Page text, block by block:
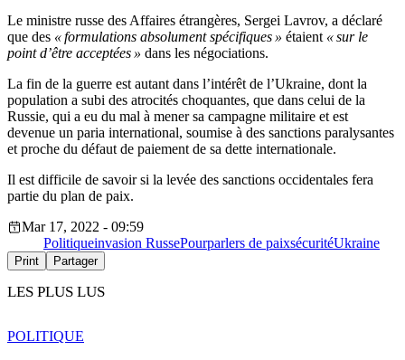
Le ministre russe des Affaires étrangères, Sergei Lavrov, a déclaré
que des « formulations absolument spécifiques » étaient « sur le
point d’être acceptées » dans les négociations.
La fin de la guerre est autant dans l’intérêt de l’Ukraine, dont la
population a subi des atrocités choquantes, que dans celui de la
Russie, qui a eu du mal à mener sa campagne militaire et est
devenue un paria international, soumise à des sanctions paralysantes
et proche du défaut de paiement de sa dette internationale.
Il est difficile de savoir si la levée des sanctions occidentales fera
partie du plan de paix.
Mar 17, 2022 - 09:59
Politiqueinvasion RussePourparlers de paixsécuritéUkraine
Print Partager
LES PLUS LUS
POLITIQUE